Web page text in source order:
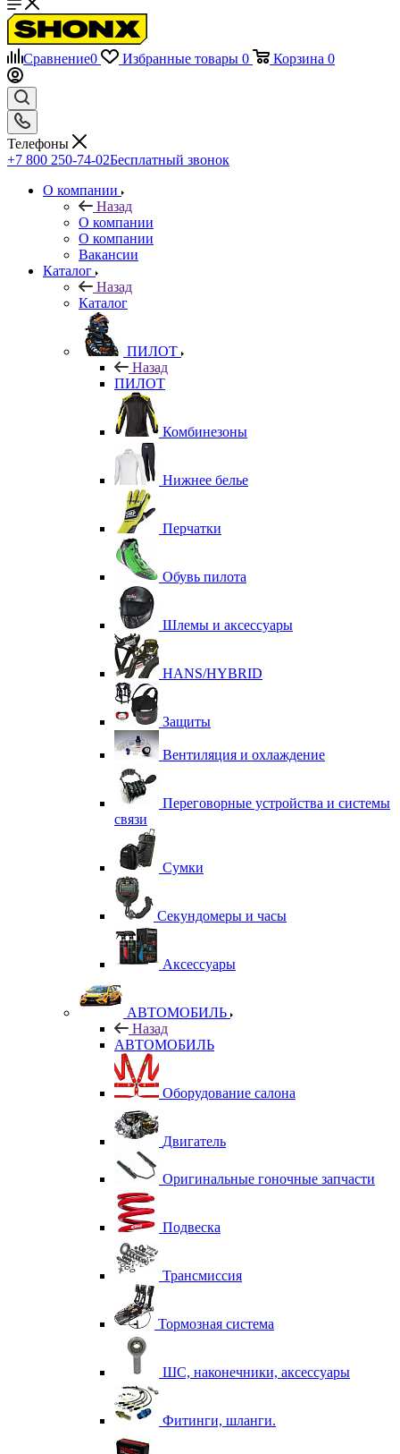
Сравнение0 Избранные товары 0 Корзина 0
Телефоны
+7 800 250-74-02Бесплатный звонок
О компании
Назад
О компании
О компании
Вакансии
Каталог
Назад
Каталог
ПИЛОТ
Назад
ПИЛОТ
Комбинезоны
Нижнее белье
Перчатки
Обувь пилота
Шлемы и аксессуары
HANS/HYBRID
Защиты
Вентиляция и охлаждение
Переговорные устройства и системы
связи
Сумки
Секундомеры и часы
Аксессуары
АВТОМОБИЛЬ
Назад
АВТОМОБИЛЬ
Оборудование салона
Двигатель
Оригинальные гоночные запчасти
Подвеска
Трансмиссия
Тормозная система
ШС, наконечники, аксессуары
Фитинги, шланги.